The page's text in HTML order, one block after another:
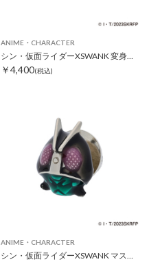
ANIME・CHARACTER
シン・仮面ライダーXSWANK 変身ポーズピンズ
￥4,400(税込)
ANIME・CHARACTER
シン・仮面ライダーXSWANK マスクピンズ